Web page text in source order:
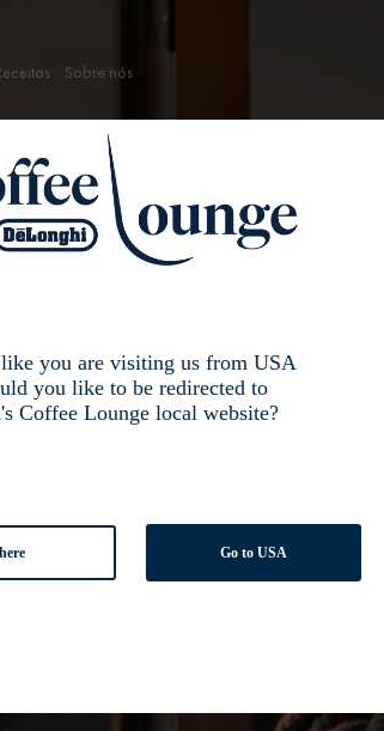
Sobre nós
do
you are visiting us from USA
you like to be redirected to
Coffee Lounge local website?
Go to USA